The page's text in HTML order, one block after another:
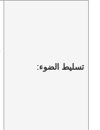
تسليط الضوء: